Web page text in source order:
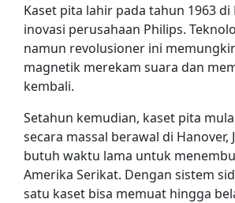
Kaset pita lahir pada tahun 1963 di
inovasi perusahaan Philips.
namun revolusioner ini
magnetik merekam suara dan
kembali.
Setahun kemudian, kaset pita
secara massal berawal di Hanover,
butuh waktu lama untuk
Amerika Serikat. Dengan sistem
satu kaset bisa memuat hingga